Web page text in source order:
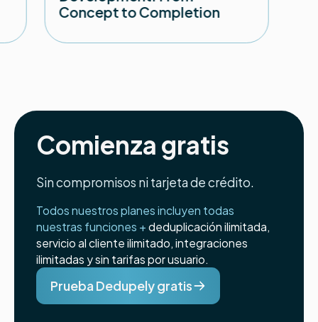
Concept to Completion
Comienza gratis
Sin compromisos ni tarjeta de crédito.
Todos nuestros planes incluyen todas
nuestras funciones + deduplicación ilimitada,
servicio al cliente ilimitado, integraciones
ilimitadas y sin tarifas por usuario.
Prueba Dedupely gratis